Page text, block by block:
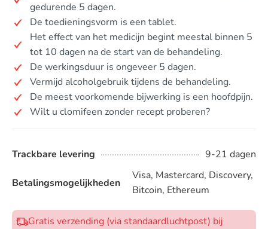
gedurende 5 dagen.
De toedieningsvorm is een tablet.
Het effect van het medicijn begint meestal binnen 5
tot 10 dagen na de start van de behandeling.
De werkingsduur is ongeveer 5 dagen.
Vermijd alcoholgebruik tijdens de behandeling.
De meest voorkomende bijwerking is een hoofdpijn.
Wilt u clomifeen zonder recept proberen?
Trackbare levering 9-21 dagen
Betalingsmogelijkheden
Visa, Mastercard, Discovery,
Bitcoin, Ethereum
Gratis verzending (via standaardluchtpost) bij